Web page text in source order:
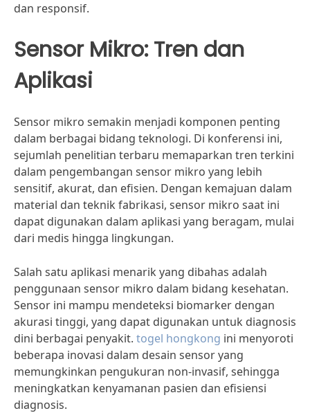
dan responsif.
Sensor Mikro: Tren dan
Aplikasi
Sensor mikro semakin menjadi komponen penting
dalam berbagai bidang teknologi. Di konferensi ini,
sejumlah penelitian terbaru memaparkan tren terkini
dalam pengembangan sensor mikro yang lebih
sensitif, akurat, dan efisien. Dengan kemajuan dalam
material dan teknik fabrikasi, sensor mikro saat ini
dapat digunakan dalam aplikasi yang beragam, mulai
dari medis hingga lingkungan.
Salah satu aplikasi menarik yang dibahas adalah
penggunaan sensor mikro dalam bidang kesehatan.
Sensor ini mampu mendeteksi biomarker dengan
akurasi tinggi, yang dapat digunakan untuk diagnosis
dini berbagai penyakit. togel hongkong ini menyoroti
beberapa inovasi dalam desain sensor yang
memungkinkan pengukuran non-invasif, sehingga
meningkatkan kenyamanan pasien dan efisiensi
diagnosis.